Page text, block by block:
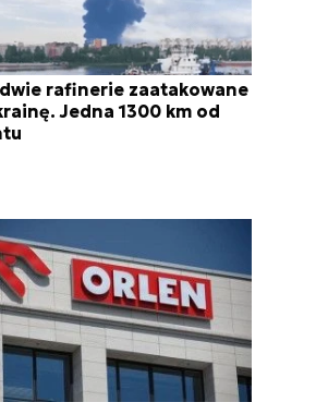
rafinerie zaatakowane
Jedna 1300 km od